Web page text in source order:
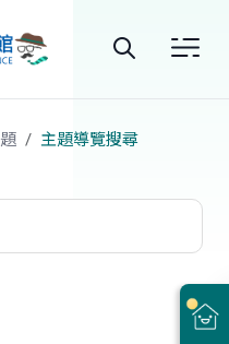
站
尋
主題導覽搜尋